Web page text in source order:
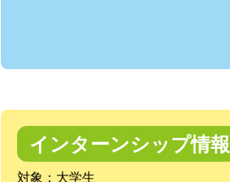
インターンシップ情報
対象：大学生